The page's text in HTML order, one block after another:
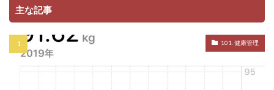
主な記事
101. 健康管理